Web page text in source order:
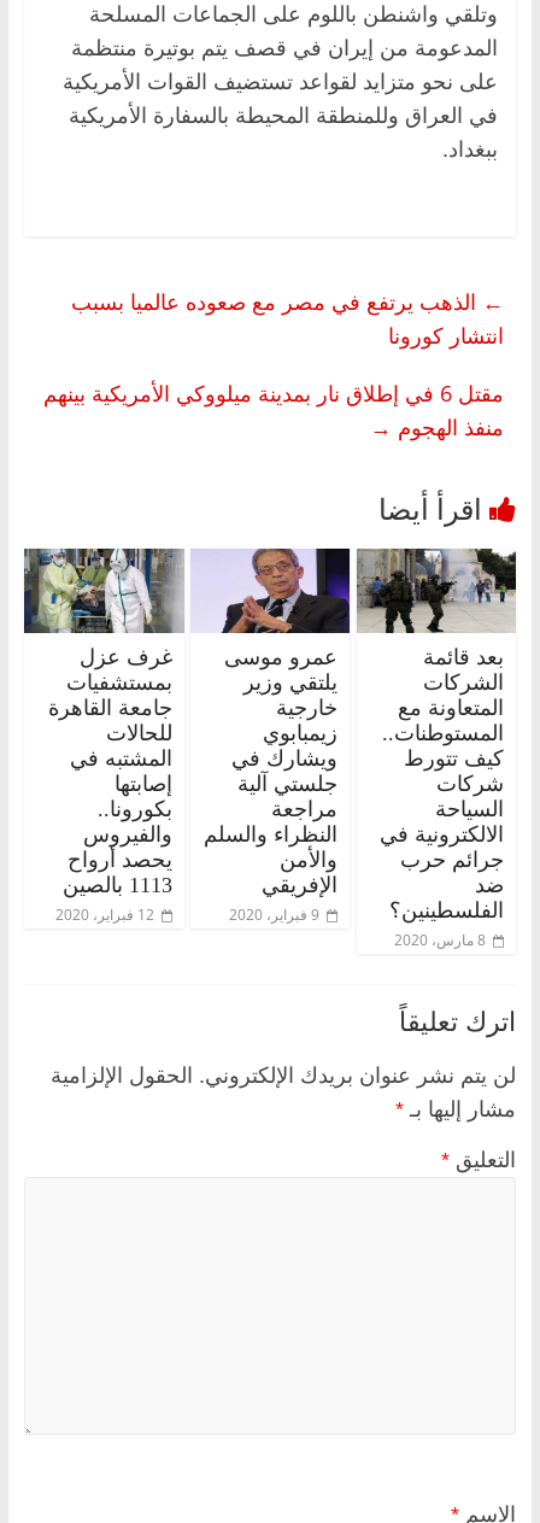
وتلقي واشنطن باللوم على الجماعات المسلحة
المدعومة من إيران في قصف يتم بوتيرة منتظمة
على نحو متزايد لقواعد تستضيف القوات الأمريكية
في العراق وللمنطقة المحيطة بالسفارة الأمريكية
ببغداد.
← الذهب يرتفع في مصر مع صعوده عالميا بسبب
انتشار كورونا
مقتل 6 في إطلاق نار بمدينة ميلووكي الأمريكية بينهم
منفذ الهجوم →
بعد قائمة
الشركات
المتعاونة مع
المستوطنات..
كيف تتورط
شركات
السياحة
الالكترونية في
جرائم حرب
ضد
الفلسطينين؟
8 مارس، 2020
عمرو موسى
يلتقي وزير
خارجية
زيمبابوي
ويشارك في
جلستي آلية
مراجعة
النظراء والسلم
والأمن
الإفريقي
9 فبراير، 2020
غرف عزل
بمستشفيات
جامعة القاهرة
للحالات
المشتبه في
إصابتها
بكورونا..
والفيروس
يحصد أرواح
1113 بالصين
12 فبراير، 2020
اترك تعليقاً
لن يتم نشر عنوان بريدك الإلكتروني. الحقول الإلزامية
مشار إليها بـ *
التعليق *
الاسم *